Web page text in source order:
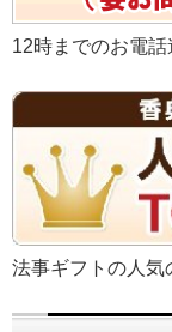
12時までのお電話
法事ギフトの人気